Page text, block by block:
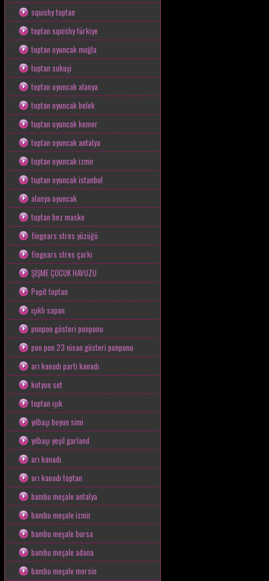
squishy toptan
toptan squishy türkiye
toptan oyuncak muğla
toptan sukuşi
toptan oyuncak alanya
toptan oyuncak belek
toptan oyuncak kemer
toptan oyuncak antalya
toptan oyuncak izmir
toptan oyuncak istanbul
alanya oyuncak
toptan bez maske
fingears stres yüzüğü
fingears stres çarkı
ŞİŞME ÇOCUK HAVUZU
Popit toptan
ışıklı sapan
ponpon gösteri ponponu
pon pon 23 nisan gösteri ponponu
arı kanadı parti kanadı
kotyon set
toptan ışık
yılbaşı boyun simi
yılbaşı yeşil garland
arı kanadı
arı kanadı toptan
bambu meşale antalya
bambu meşale izmir
bambu meşale bursa
bambu meşale adana
bambu meşale mersin